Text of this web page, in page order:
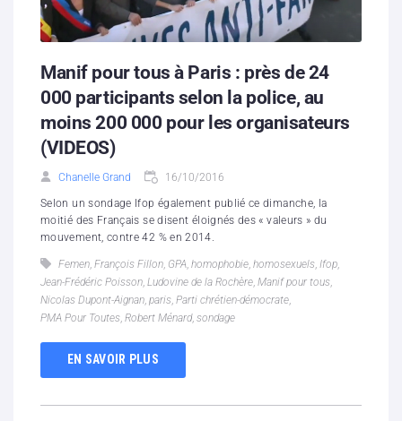
Hébergement solidaire
Manif pour tous à Paris : près de 24
000 participants selon la police, au
moins 200 000 pour les organisateurs
(VIDEOS)
Chanelle Grand 16/10/2016
Selon un sondage Ifop également publié ce dimanche, la
moitié des Français se disent éloignés des « valeurs » du
mouvement, contre 42 % en 2014.
Femen François Fillon GPA homophobie homosexuels Ifop
Jean-Frédéric Poisson Ludovine de la Rochère Manif pour tous
Nicolas Dupont-Aignan paris Parti chrétien-démocrate
PMA Pour Toutes Robert Ménard, sondage
EN SAVOIR PLUS